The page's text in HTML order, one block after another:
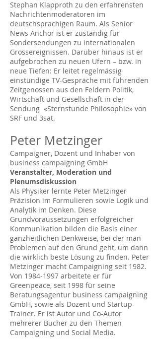
Stephan Klapproth zu den erfahrensten
Nachrichtenmoderatoren im
deutschsprachigen Raum. Als Senior
News Anchor ist er zuständig für
Sondersendungen zu internationalen
Grossereignissen. Darüber hinaus ist er
aufgebrochen zu neuen Ufern – bzw. in
neue Tiefen: Er leitet regelmässig
einstündige TV-Gespräche mit führenden
Zeitgenossen aus den Feldern Politik,
Wirtschaft und Gesellschaft in der
Sendung «Sternstunde Philosophie» von
SRF und 3sat.
Peter Metzinger
Campaigner, Dozent und Inhaber von
business campaigning GmbH
Veranstalter, Moderation und
Plenumsdiskussion
Als Physiker lernte Peter Metzinger
Präzision im Formulieren sowie Logik und
Analytik im Denken. Diese
Grundvoraussetzungen erfolgreicher
Kommunikation bilden die Basis einer
ganzheitlichen Denkweise, bei der man
Problemen auf den Grund geht, um dann
die wirklich beste Lösung zu finden. Peter
Metzinger macht Campaigning seit 1982.
Von 1984-1997 arbeitete er für
Greenpeace, seit 1998 für seine
Beratungsagentur business campaigning
GmbH, sowie als Dozent und Startup-
Trainer. Er ist Autor und Co-Autor
mehrerer Bücher zu den Themen
Campaigning und Social Media.